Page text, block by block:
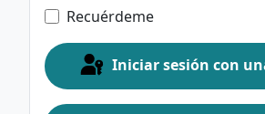
Recuérdeme
Iniciar sesión con